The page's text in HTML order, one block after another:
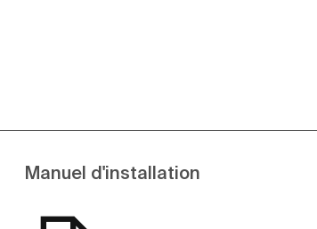
Manuel d'installation